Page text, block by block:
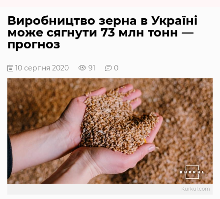
Виробництво зерна в Україні
може сягнути 73 млн тонн —
прогноз
10 серпня 2020 91 0
Kurkul.com